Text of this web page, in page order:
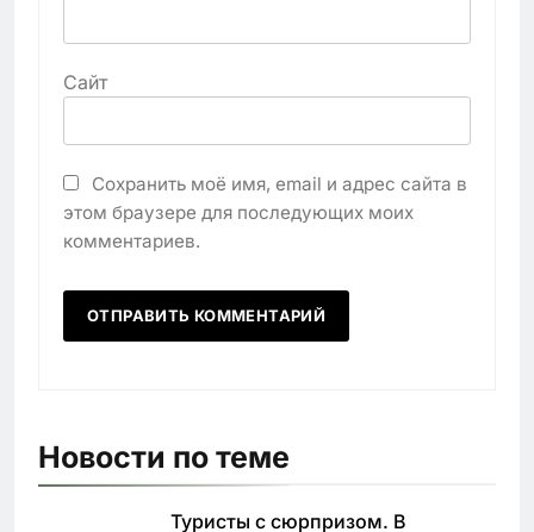
Сайт
Сохранить моё имя, email и адрес сайта в
этом браузере для последующих моих
комментариев.
Новости по теме
Туристы с сюрпризом. В